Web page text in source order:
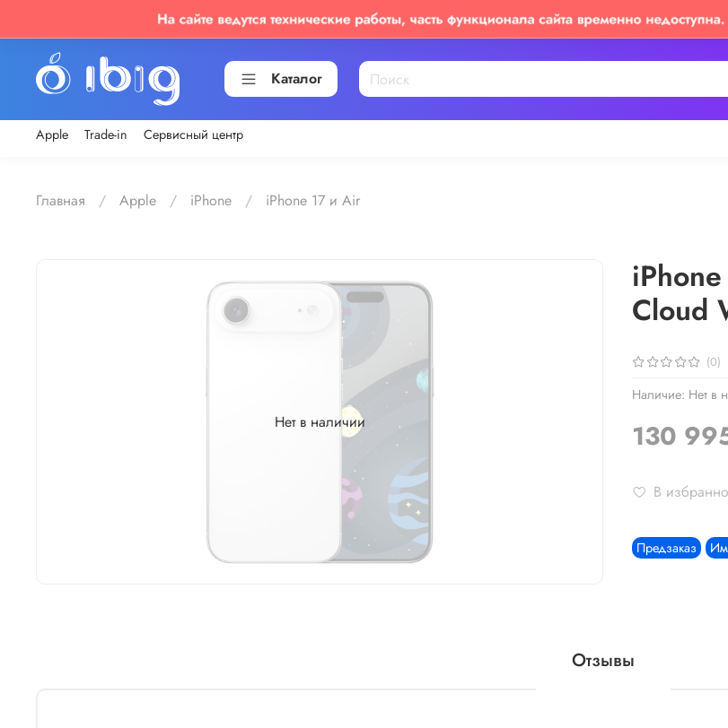
Каталог
Apple Trade-in Сервисный центр
Главная Apple iPhone iPhone 17 и Air
Нет в наличии
(0)
Наличие: Нет в
Предзаказ
Cloud
130
В
Отзывы